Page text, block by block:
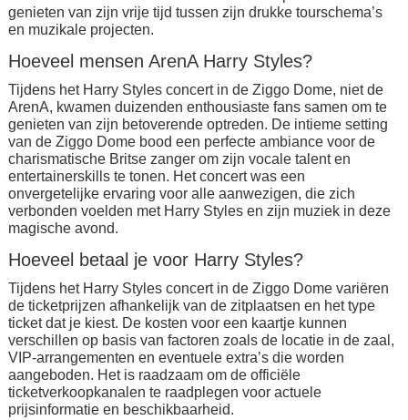
genieten van zijn vrije tijd tussen zijn drukke tourschema’s
en muzikale projecten.
Hoeveel mensen ArenA Harry Styles?
Tijdens het Harry Styles concert in de Ziggo Dome, niet de
ArenA, kwamen duizenden enthousiaste fans samen om te
genieten van zijn betoverende optreden. De intieme setting
van de Ziggo Dome bood een perfecte ambiance voor de
charismatische Britse zanger om zijn vocale talent en
entertainerskills te tonen. Het concert was een
onvergetelijke ervaring voor alle aanwezigen, die zich
verbonden voelden met Harry Styles en zijn muziek in deze
magische avond.
Hoeveel betaal je voor Harry Styles?
Tijdens het Harry Styles concert in de Ziggo Dome variëren
de ticketprijzen afhankelijk van de zitplaatsen en het type
ticket dat je kiest. De kosten voor een kaartje kunnen
verschillen op basis van factoren zoals de locatie in de zaal,
VIP-arrangementen en eventuele extra’s die worden
aangeboden. Het is raadzaam om de officiële
ticketverkoopkanalen te raadplegen voor actuele
prijsinformatie en beschikbaarheid.